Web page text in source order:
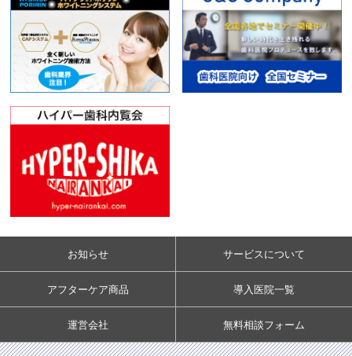
お知らせ サービスについて
アフターケア商品 導入医院一覧
運営会社 無料相談フォーム